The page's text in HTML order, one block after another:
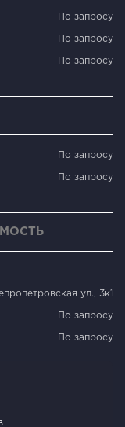
По запросу
По запросу
По запросу
По запросу
По запросу
ул., 3к1
По запросу
По запросу